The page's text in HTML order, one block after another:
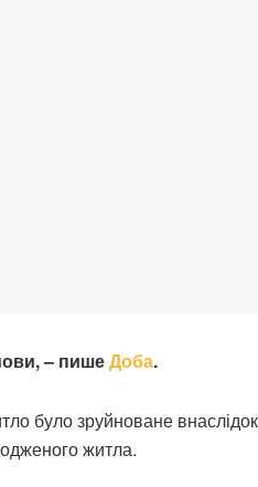
– пишеДоба.
було зруйноване
житла.